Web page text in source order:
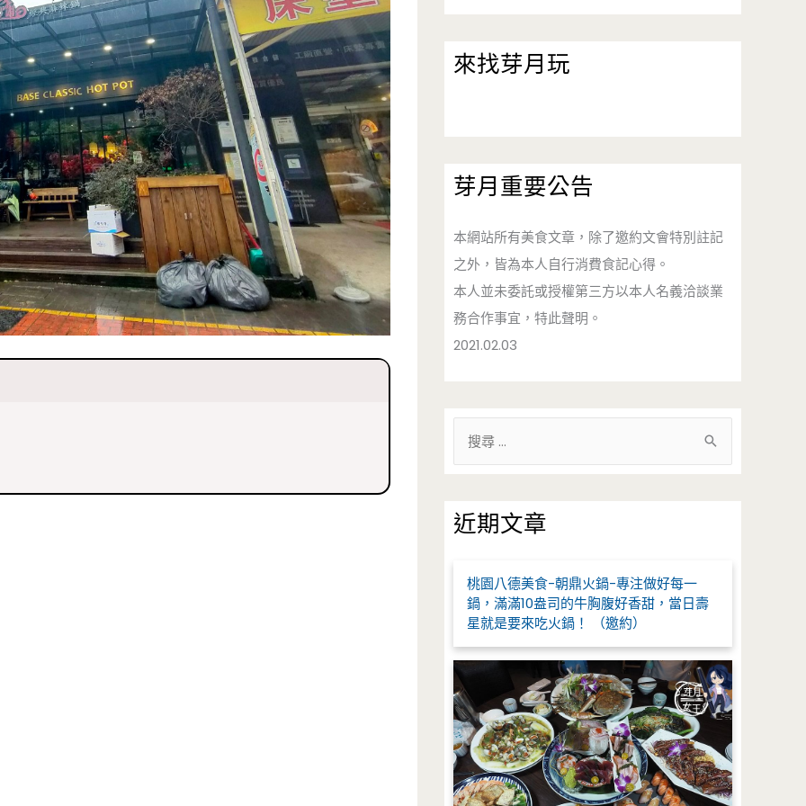
來找芽月玩
芽月重要公告
本網站所有美食文章，除了邀約文會特別註記
之外，皆為本人自行消費食記心得。
本人並未委託或授權第三方以本人名義洽談業
務合作事宜，特此聲明。
2021.02.03
鍵
字
近期文章
桃園八德美食-朝鼎火鍋-專注做好每一
鍋，滿滿10盎司的牛胸腹好香甜，當日壽
星就是要來吃火鍋！ （邀約）